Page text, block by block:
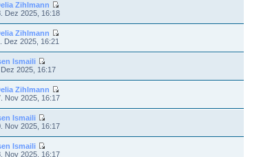
Zihlmann
Dez 2025, 16:18
Zihlmann
Dez 2025, 16:21
Ismaili
2025, 16:17
Zihlmann
Nov 2025, 16:17
Ismaili
Nov 2025, 16:17
Ismaili
Nov 2025, 16:17